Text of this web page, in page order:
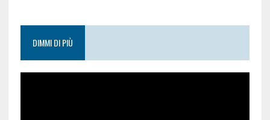
DIMMI DI PIÙ